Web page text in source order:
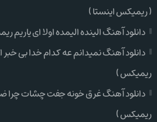
( ریمیکس اینستا )
دانلود آهنگ الینده الیمده اولا ای
دانلود آهنگ نمیدانم عه کدام خدا بی خبر
ریمیکس )
دانلود آهنگ غرق خونه جفت چشات چرا
ریمیکس )